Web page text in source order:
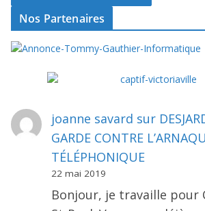
Nos Partenaires
joanne savard sur
GARDE CONTRE
TÉLÉPHONIQUE
22 mai 2019
Bonjour, je travaille pour